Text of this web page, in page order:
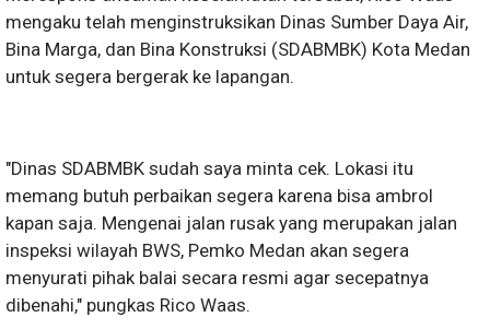
mengaku telah menginstruksikan Dinas Sumber Daya Air,
Bina Marga, dan Bina Konstruksi (SDABMBK) Kota Medan
untuk segera bergerak ke lapangan.
"Dinas SDABMBK sudah saya minta cek. Lokasi itu
memang butuh perbaikan segera karena bisa ambrol
kapan saja. Mengenai jalan rusak yang merupakan jalan
inspeksi wilayah BWS, Pemko Medan akan segera
menyurati pihak balai secara resmi agar secepatnya
dibenahi," pungkas Rico Waas.